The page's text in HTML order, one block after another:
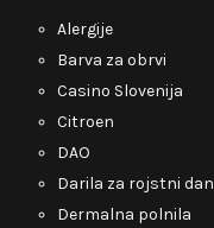
Alergije
Barva za obrvi
Casino Slovenija
Citroen
DAO
Darila za rojstni dan
Dermalna polnila